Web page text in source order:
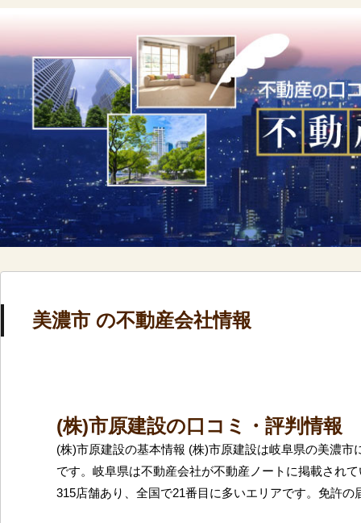
美濃市 の不動産会社情報
(株)市原建設の口コミ・評判情報
(株)市原建設の基本情報 (株)市原建設は岐阜県の美濃市
です。岐阜県は不動産会社が不動産ノートに掲載され
315店舗あり、全国で21番目に多いエリアです。免許の